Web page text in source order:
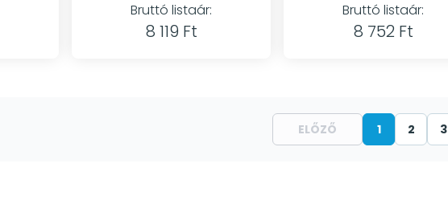
Bruttó listaár:
8 119 Ft
Bruttó listaár:
8 752 Ft
ELŐZŐ 1 2 3